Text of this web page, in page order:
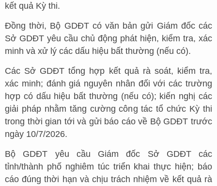
kết quả Kỳ thi.
Đồng thời, Bộ GDĐT có văn bản gửi Giám đốc các
Sở GDĐT yêu cầu chủ động phát hiện, kiểm tra, xác
minh và xử lý các dấu hiệu bất thường (nếu có).
Các Sở GDĐT tổng hợp kết quả rà soát, kiểm tra,
xác minh; đánh giá nguyên nhân đối với các trường
hợp có dấu hiệu bất thường (nếu có); kiến nghị các
giải pháp nhằm tăng cường công tác tổ chức Kỳ thi
trong thời gian tới và gửi báo cáo về Bộ GDĐT trước
ngày 10/7/2026.
Bộ GDĐT yêu cầu Giám đốc Sở GDĐT các
tỉnh/thành phố nghiêm túc triển khai thực hiện; báo
cáo đúng thời hạn và chịu trách nhiệm về kết quả rà